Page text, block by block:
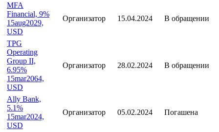
MFA
Financial, 9%
15aug2029,
USD
Организатор 15.04.2024 В обращении
TPG
Operating
Group II,
6.95%
15mar2064,
USD
Организатор 28.02.2024 В обращении
Ally Bank,
5.1%
15mar2024,
USD
Организатор 05.02.2024 Погашена